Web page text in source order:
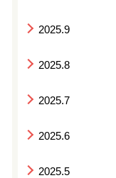
2025.9
2025.8
2025.7
2025.6
2025.5